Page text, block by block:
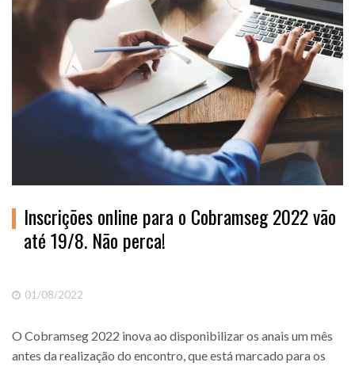
Inscrições online para o Cobramseg 2022 vão
até 19/8. Não perca!
01/08/2022
O Cobramseg 2022 inova ao disponibilizar os anais um mês
antes da realização do encontro, que está marcado para os